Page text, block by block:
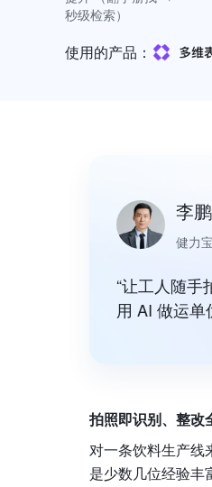
秒级检索）
使用的产品：
李鹏
健力
“让工人随
用 AI 做运
拍照即识别、整改
对一条饮料生产线
是少数几位经验丰